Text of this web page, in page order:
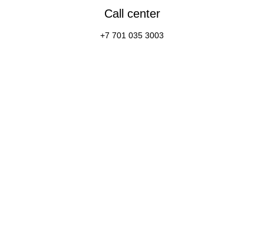
Call center
+7 701 035 3003